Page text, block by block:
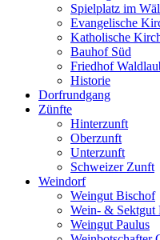
Spielplatz im
Evangelische
Katholische
Bauhof Süd
Friedhof
Historie
Dorfrundgang
Zünfte
Hinterzunft
Oberzunft
Unterzunft
Schweizer Zunft
Weindorf
Weingut Bischof
Wein- & Sektgut
Weingut Paulus